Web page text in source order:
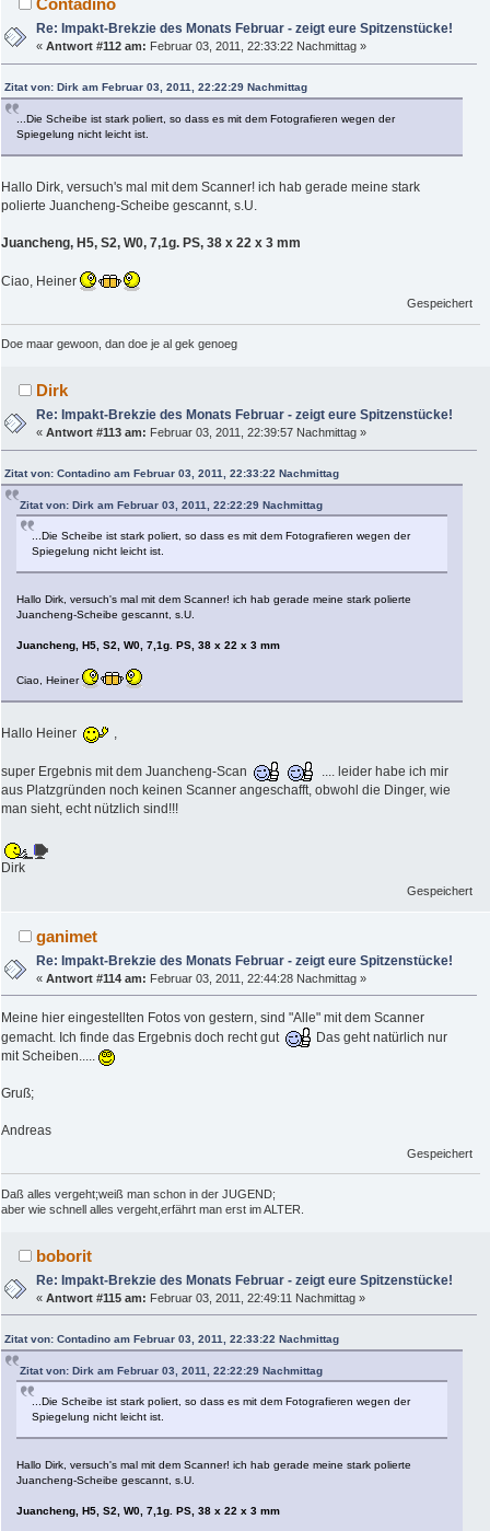
Contadino
Re: Impakt-Brekzie des Monats Februar - zeigt eure Spitzenstücke!
«Antwort #112 am: Februar 03, 2011, 22:33:22 Nachmittag »
Zitat von: Dirk am Februar 03, 2011, 22:22:29 Nachmittag
...Die Scheibe ist stark poliert, so dass es mit dem Fotografieren wegen der
Spiegelung nicht leicht ist.
Hallo Dirk, versuch's mal mit dem Scanner! ich hab gerade meine stark
polierte Juancheng-Scheibe gescannt, s.U.
Juancheng, H5, S2, W0, 7,1g. PS, 38 x 22 x 3 mm
Ciao, Heiner
Gespeichert
Doe maar gewoon, dan doe je al gek genoeg
Dirk
Re: Impakt-Brekzie des Monats Februar - zeigt eure Spitzenstücke!
«Antwort #113 am: Februar 03, 2011, 22:39:57 Nachmittag »
Zitat von: Contadino am Februar 03, 2011, 22:33:22 Nachmittag
Zitat von: Dirk am Februar 03, 2011, 22:22:29 Nachmittag
...Die Scheibe ist stark poliert, so dass es mit dem Fotografieren wegen der
Spiegelung nicht leicht ist.
Hallo Dirk, versuch's mal mit dem Scanner! ich hab gerade meine stark polierte
Juancheng-Scheibe gescannt, s.U.
Juancheng, H5, S2, W0, 7,1g. PS, 38 x 22 x 3 mm
Ciao, Heiner
Hallo Heiner ,
super Ergebnis mit dem Juancheng-Scan
.... leider habe ich mir
aus Platzgründen noch keinen Scanner angeschafft, obwohl die Dinger, wie
man sieht, echt nützlich sind!!!
Dirk
Gespeichert
ganimet
Re: Impakt-Brekzie des Monats Februar - zeigt eure Spitzenstücke!
«Antwort #114 am: Februar 03, 2011, 22:44:28 Nachmittag »
Meine hier eingestellten Fotos von gestern, sind "Alle" mit dem Scanner
gemacht. Ich finde das Ergebnis doch recht gut
Das geht natürlich nur
mit Scheiben.....
Gruß;
Andreas
Gespeichert
Daß alles vergeht;weiß man schon in der JUGEND;
aber wie schnell alles vergeht,erfährt man erst im ALTER.
boborit
Re: Impakt-Brekzie des Monats Februar - zeigt eure Spitzenstücke!
«Antwort #115 am: Februar 03, 2011, 22:49:11 Nachmittag »
Zitat von: Contadino am Februar 03, 2011, 22:33:22 Nachmittag
Zitat von: Dirk am Februar 03, 2011, 22:22:29 Nachmittag
...Die Scheibe ist stark poliert, so dass es mit dem Fotografieren wegen der
Spiegelung nicht leicht ist.
Hallo Dirk, versuch's mal mit dem Scanner! ich hab gerade meine stark polierte
Juancheng-Scheibe gescannt, s.U.
Juancheng, H5, S2, W0, 7,1g. PS, 38 x 22 x 3 mm